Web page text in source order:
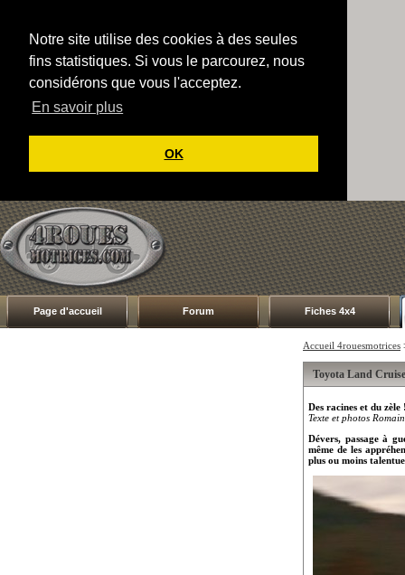
Notre site utilise des cookies à des seules
fins statistiques. Si vous le parcourez, nous
considérons que vous l'acceptez.
En savoir plus
OK
Page d'accueil Forum Fiches 4x4
Accueil 4rouesmotrices
Toyota Land
Des racines et du zèle
Texte et photos
Dévers, passage à
même de les
plus ou moins